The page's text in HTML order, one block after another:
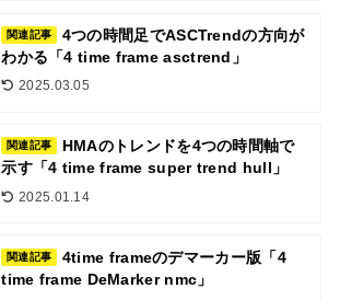
関連記事
4つの時間足でASCTrendの方向が
わかる「4 time frame asctrend」
2025.03.05
関連記事
HMAのトレンドを4つの時間軸で
示す「4 time frame super trend hull」
2025.01.14
関連記事
4time frameのデマーカー版「4
time frame DeMarker nmc」